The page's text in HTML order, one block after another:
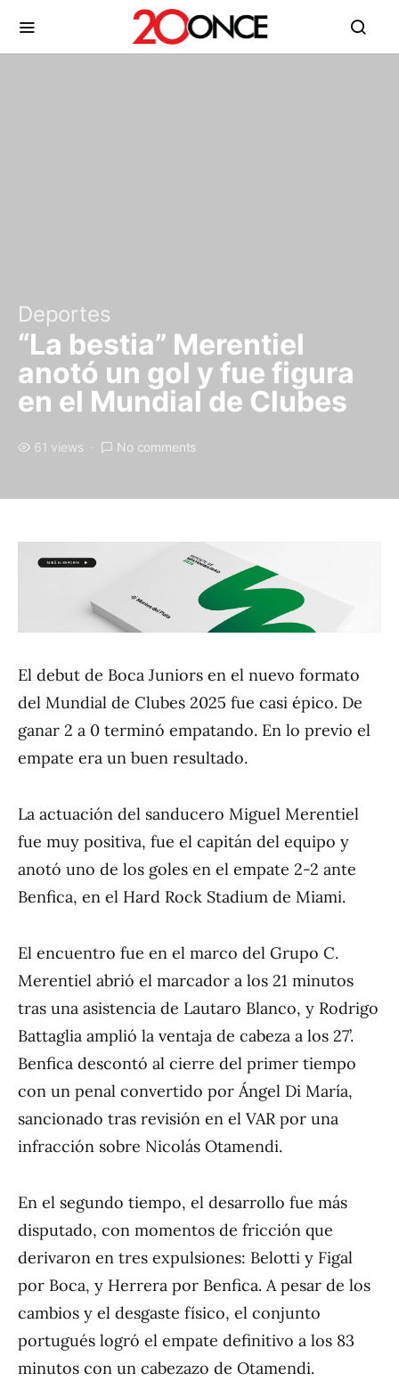
Deportes
“La bestia” Merentiel
anotó un gol y fue figura
en el Mundial de Clubes
61 views No comments
El debut de Boca Juniors en el nuevo formato
del Mundial de Clubes 2025 fue casi épico. De
ganar 2 a 0 terminó empatando. En lo previo el
empate era un buen resultado.
La actuación del sanducero Miguel Merentiel
fue muy positiva, fue el capitán del equipo y
anotó uno de los goles en el empate 2-2 ante
Benfica, en el Hard Rock Stadium de Miami.
El encuentro fue en el marco del Grupo C.
Merentiel abrió el marcador a los 21 minutos
tras una asistencia de Lautaro Blanco, y Rodrigo
Battaglia amplió la ventaja de cabeza a los 27’.
Benfica descontó al cierre del primer tiempo
con un penal convertido por Ángel Di María,
sancionado tras revisión en el VAR por una
infracción sobre Nicolás Otamendi.
En el segundo tiempo, el desarrollo fue más
disputado, con momentos de fricción que
derivaron en tres expulsiones: Belotti y Figal
por Boca, y Herrera por Benfica. A pesar de los
cambios y el desgaste físico, el conjunto
portugués logró el empate definitivo a los 83
minutos con un cabezazo de Otamendi.